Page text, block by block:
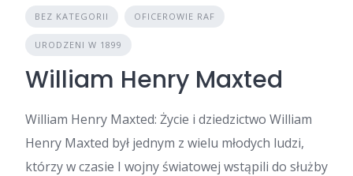
BEZ KATEGORII OFICEROWIE RAF
URODZENI W 1899
William Henry Maxted
William Henry Maxted: Życie i dziedzictwo William
Henry Maxted był jednym z wielu młodych ludzi,
którzy w czasie I wojny światowej wstąpili do służby